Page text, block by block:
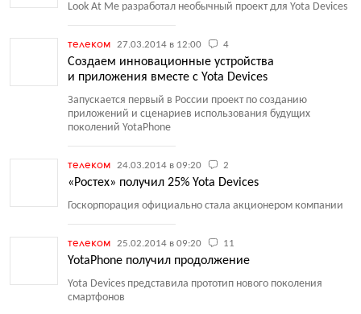
Look At Me разработал необычный проект для Yota Devices
телеком 27.03.2014 в 12:00 4
Создаем инновационные устройства
и приложения вместе с Yota Devices
Запускается первый в России проект по созданию
приложений и сценариев использования будущих
поколений YotaPhone
телеком 24.03.2014 в 09:20 2
«Ростех» получил 25% Yota Devices
Госкорпорация официально стала акционером компании
телеком 25.02.2014 в 09:20 11
YotaPhone получил продолжение
Yota Devices представила прототип нового поколения
смартфонов